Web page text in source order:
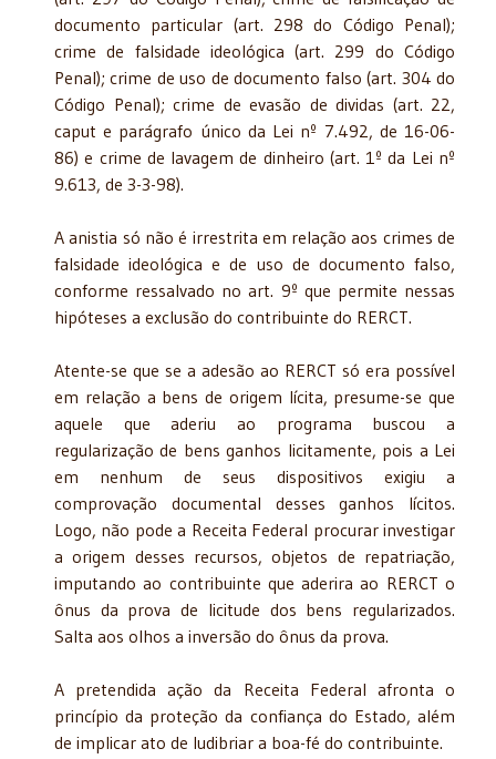
documento particular (art. 298 do Código Penal);
crime de falsidade ideológica (art. 299 do Código
Penal); crime de uso de documento falso (art. 304 do
Código Penal); crime de evasão de dividas (art. 22,
caput e parágrafo único da Lei nº 7.492, de 16-06-
86) e crime de lavagem de dinheiro (art. 1º da Lei nº
9.613, de 3-3-98).
A anistia só não é irrestrita em relação aos crimes de
falsidade ideológica e de uso de documento falso,
conforme ressalvado no art. 9º que permite nessas
hipóteses a exclusão do contribuinte do RERCT.
Atente-se que se a adesão ao RERCT só era possível
em relação a bens de origem lícita, presume-se que
aquele que aderiu ao programa buscou a
regularização de bens ganhos licitamente, pois a Lei
em nenhum de seus dispositivos exigiu a
comprovação documental desses ganhos lícitos.
Logo, não pode a Receita Federal procurar investigar
a origem desses recursos, objetos de repatriação,
imputando ao contribuinte que aderira ao RERCT o
ônus da prova de licitude dos bens regularizados.
Salta aos olhos a inversão do ônus da prova.
A pretendida ação da Receita Federal afronta o
princípio da proteção da confiança do Estado, além
de implicar ato de ludibriar a boa-fé do contribuinte.